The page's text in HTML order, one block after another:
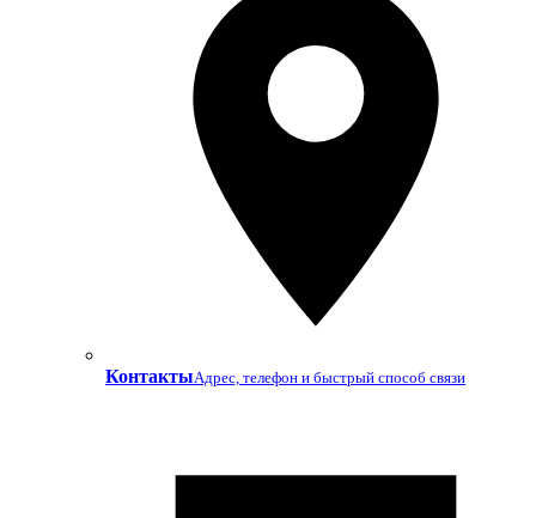
КонтактыАдрес, телефон и быстрый способ связи